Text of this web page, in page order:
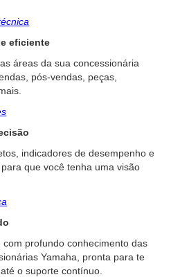
eficiente
áreas da sua concessionária
pós-vendas, peças,
indicadores de desempenho e
que você tenha uma visão
profundo conhecimento das
Yamaha, pronta para te
o suporte contínuo.